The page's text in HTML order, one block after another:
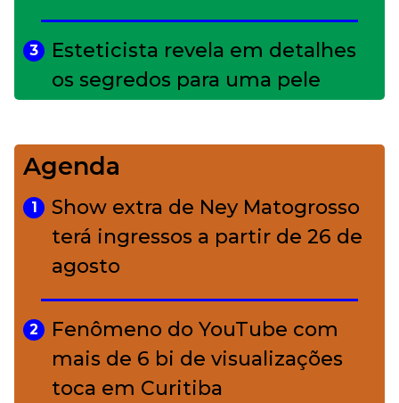
3
Esteticista revela em detalhes
os segredos para uma pele
4
Bolsas de palha e ráfia: o
charme rústico que
conquistou o luxo
A ciência por trás da skincare: a
função de cada ativo
Agenda
1
Show extra de Ney Matogrosso
terá ingressos a partir de 26 de
agosto
2
Fenômeno do YouTube com
mais de 6 bi de visualizações
toca em Curitiba